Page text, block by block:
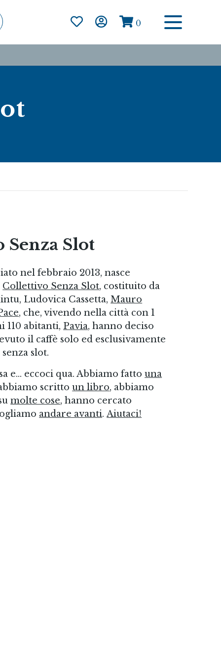
0
Slot
nel febbraio 2013, nasce
Collettivo Senza Slot, costituito da
Ludovica Cassetta,Mauro
, che, vivendo nella città con 1
110 abitanti, Pavia, hanno deciso
il caffè solo ed esclusivamente
slot.
e… eccoci qua. Abbiamo fattouna
scrittoun libro, abbiamo
molte cose, hanno cercato
andare avanti.Aiutaci!